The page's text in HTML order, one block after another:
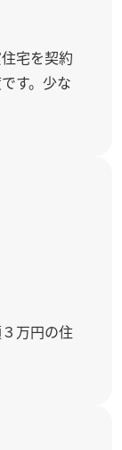
宅を契約
す。少な
万円の住